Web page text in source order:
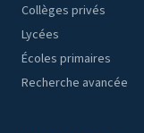
Collèges privés
Lycées
Écoles primaires
Recherche avancée